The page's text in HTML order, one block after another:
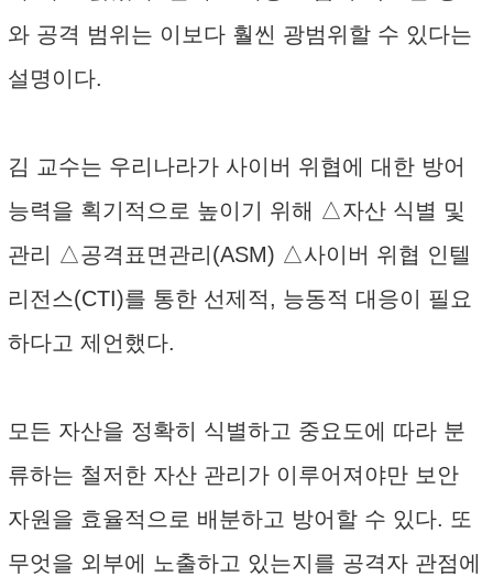
와 공격 범위는 이보다 훨씬 광범위할 수 있다는
설명이다.
김 교수는 우리나라가 사이버 위협에 대한 방어
능력을 획기적으로 높이기 위해 △자산 식별 및
관리 △공격표면관리(ASM) △사이버 위협 인텔
리전스(CTI)를 통한 선제적, 능동적 대응이 필요
하다고 제언했다.
모든 자산을 정확히 식별하고 중요도에 따라 분
류하는 철저한 자산 관리가 이루어져야만 보안
자원을 효율적으로 배분하고 방어할 수 있다. 또
무엇을 외부에 노출하고 있는지를 공격자 관점에